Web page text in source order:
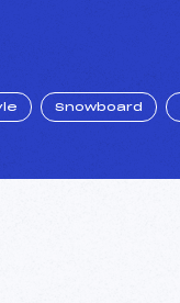
Snowboard